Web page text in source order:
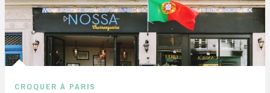
CROQUER À PARIS